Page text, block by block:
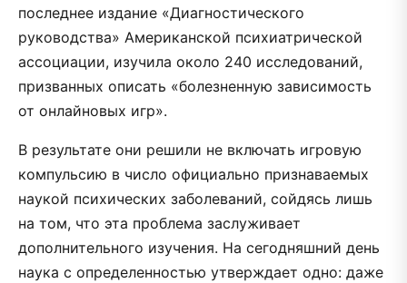
последнее издание «Диагностического
руководства» Американской психиатрической
ассоциации, изучила около 240 исследований,
призванных описать «болезненную зависимость
от онлайновых игр».
В результате они решили не включать игровую
компульсию в число официально признаваемых
наукой психических заболеваний, сойдясь лишь
на том, что эта проблема заслуживает
дополнительного изучения. На сегодняшний день
наука с определенностью утверждает одно: даже